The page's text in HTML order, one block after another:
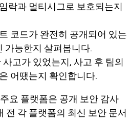
락과 멀티시그로 보호되는지
코드가 완전히 공개되어 있는
가능한지 살펴봅니다.
사고가 있었는지, 사고 후 팀의
어땠는지 확인합니다.
요 플랫폼은 공개 보안 감사
전 각 플랫폼의 최신 보안 문서